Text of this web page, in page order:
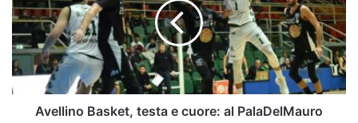
e
cuore:
al
PalaDelMauro
arriva
la
FortitudoAvellino Basket, testa e cuore: al PalaDelMauro